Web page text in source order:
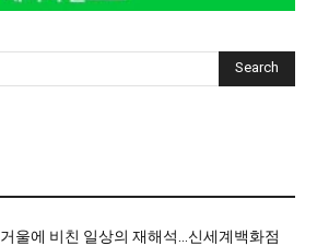
Search
거울에 비친 일상의 재해석…신세계백화점